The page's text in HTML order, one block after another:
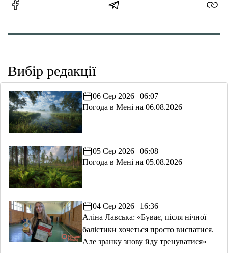
Вибір редакції
06 Сер 2026 | 06:07
Погода в Мені на 06.08.2026
05 Сер 2026 | 06:08
Погода в Мені на 05.08.2026
04 Сер 2026 | 16:36
Аліна Лавська: «Буває, після нічної
балістики хочеться просто виспатися.
Але зранку знову йду тренуватися»